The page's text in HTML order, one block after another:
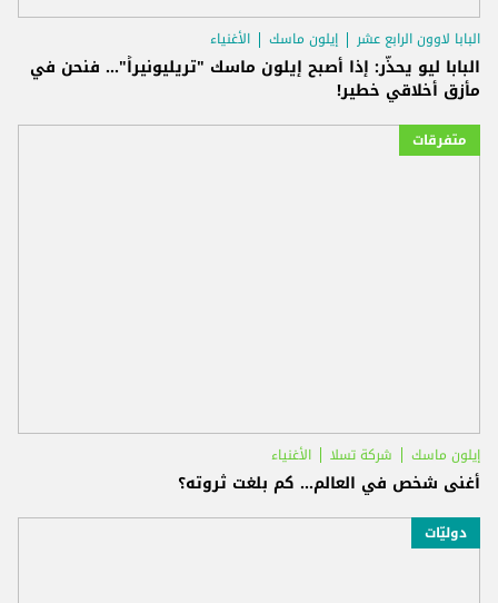
البابا لاوون الرابع عشر إيلون ماسك الأغنياء
البابا ليو يحذّر: إذا أصبح إيلون ماسك "تريليونيراً"... فنحن في
مأزق أخلاقي خطير!
متفرقات
إيلون ماسك شركة تسلا الأغنياء
أغنى شخص في العالم... كم بلغت ثروته؟
دوليّات